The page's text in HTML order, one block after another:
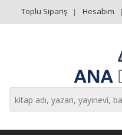
Toplu Sipariş Hesabım